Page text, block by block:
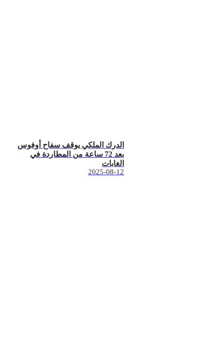
الدرك الملكي يوقف سفاح أوفوس
بعد 72 ساعة من المطاردة في
الغابات
2025-08-12